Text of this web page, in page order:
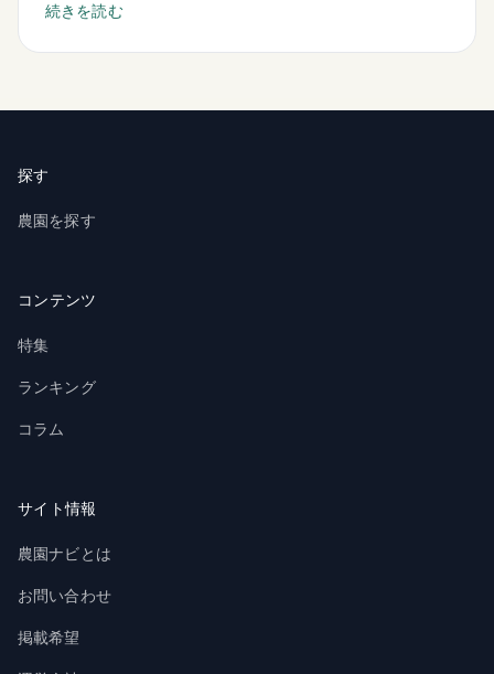
続きを読む
探す
農園を探す
コンテンツ
特集
ランキング
コラム
サイト情報
農園ナビとは
お問い合わせ
掲載希望